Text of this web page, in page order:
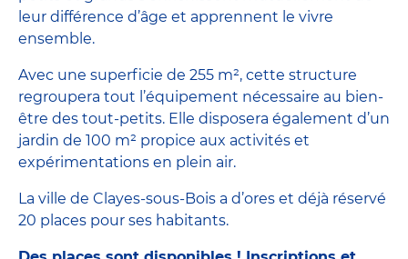
leur différence d’âge et apprennent le vivre
ensemble.
Avec une superficie de 255 m², cette structure
regroupera tout l’équipement nécessaire au bien-
être des tout-petits. Elle disposera également d’un
jardin de 100 m² propice aux activités et
expérimentations en plein air.
La ville de Clayes-sous-Bois a d’ores et déjà réservé
20 places pour ses habitants.